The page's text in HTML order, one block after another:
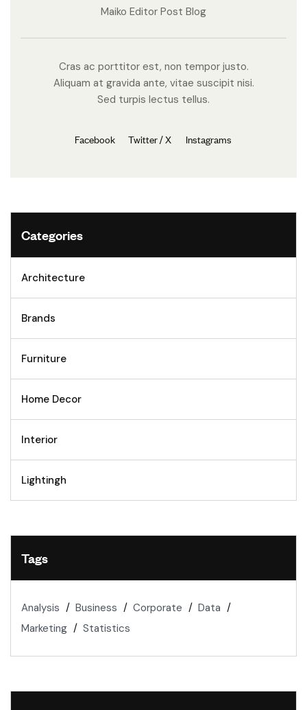
Maiko Editor Post Blog
Cras ac porttitor est, non tempor justo.
Aliquam at gravida ante, vitae suscipit nisi.
Sed turpis lectus tellus.
Facebook Twitter / X Instagrams
Categories
Architecture
Brands
Furniture
Home Decor
Interior
Lightingh
Tags
Analysis Business Corporate
Data
Marketing
Statistics